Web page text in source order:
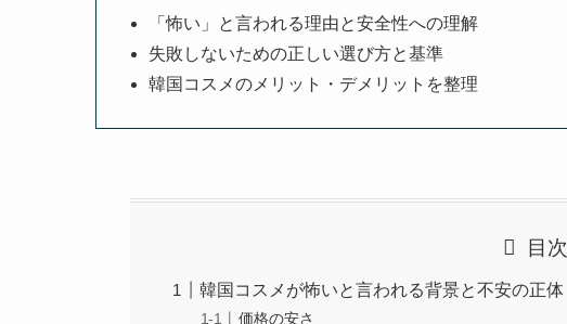
「怖い」と言われる理由と安全性への理解
失敗しないための正しい選び方と基準
韓国コスメのメリット・デメリットを整理
目次
韓国コスメが怖いと言われる背景と不安の正体
価格の安さ